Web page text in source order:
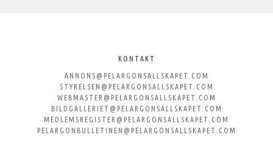
Svenska
Pelargonsällskapet
KONTAKT
ANNONS@PELARGONSALLSKAPET.COM
STYRELSEN@PELARGONSALLSKAPET.COM
WEBMASTER@PELARGONSALLSKAPET.COM
BILDGALLERIET@PELARGONSALLSKAPET.COM
MEDLEMSREGISTER@PELARGONSALLSKAPET.COM
PELARGONBULLETINEN@PELARGONSALLSKAPET.COM